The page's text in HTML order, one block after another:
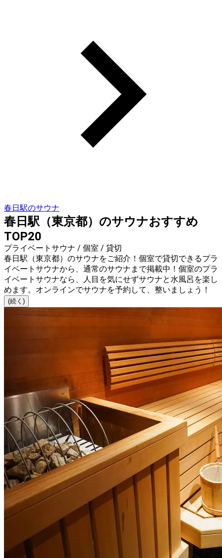
春日駅のサウナ
春日駅（東京都）のサウナおすすめ
TOP20
プライベートサウナ / 個室 / 貸切
春日駅（東京都）のサウナをご紹介！個室で貸切できるプラ
イベートサウナから、通常のサウナまで掲載中！個室のプラ
イベートサウナなら、人目を気にせずサウナと水風呂を楽し
めます。オンラインでサウナを予約して、整いましょう！
(続く)